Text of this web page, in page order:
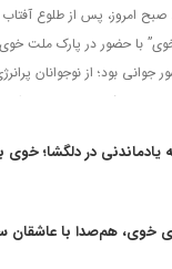
خوی” با حضور در پارک ملت
جوانی بود؛ از نوجوانان
نرمش می‌کردند و سلامتی را...
یادماندنی در دلگشا؛ خوی
خوی، هم‌صدا با عاشقان